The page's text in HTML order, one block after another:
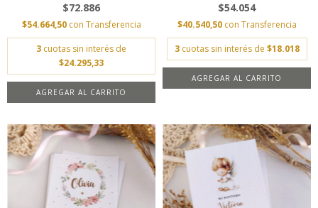
$72.886
$54.664,50 con Transferencia
3 cuotas sin interés de
$24.295,33
AGREGAR AL CARRITO
$54.054
$40.540,50 con Transferencia
3 cuotas sin interés de $18.018
AGREGAR AL CARRITO